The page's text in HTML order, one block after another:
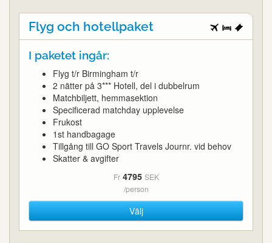
Flyg och hotellpaket
I paketet ingår:
Flyg t/r Birmingham t/r
2 nätter på 3*** Hotell, del i dubbelrum
Matchbiljett, hemmasektion
Specificerad matchday upplevelse
Frukost
1st handbagage
Tillgång till GO Sport Travels Journr. vid behov
Skatter & avgifter
Fr 4795 SEK
/person
Välj